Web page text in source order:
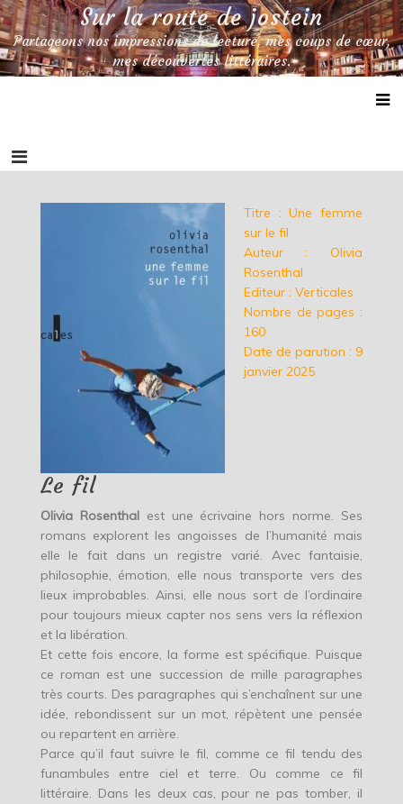
Skip
to
content
Sur la route de jostein
Partageons nos impressions de lecture, mes coups de cœur,
mes découvertes littéraires.
Titre : Une femme
sur le fil
Auteur : Olivia
Rosenthal
Editeur : Verticales
Nombre de pages :
160
Date de parution : 9
janvier 2025
Le fil
Olivia Rosenthalest une écrivaine hors norme. Ses
romans explorent les angoisses de l’humanité mais
elle le fait dans un registre varié. Avec fantaisie,
philosophie, émotion, elle nous transporte vers des
lieux improbables. Ainsi, elle nous sort de l’ordinaire
pour toujours mieux capter nos sens vers la réflexion
et la libération.
Et cette fois encore, la forme est spécifique. Puisque
ce roman est une succession de mille paragraphes
très courts. Des paragraphes qui s’enchaînent sur une
idée, rebondissent sur un mot, répètent une pensée
ou repartent en arrière.
Parce qu’il faut suivre le fil, comme ce fil tendu des
funambules entre ciel et terre. Ou comme ce fil
littéraire. Dans les deux cas, pour ne pas tomber, il